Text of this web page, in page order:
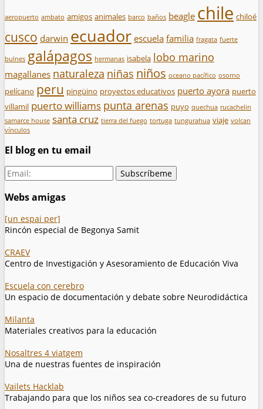
aeropuerto ambato amigos animales barco baños beagle chile chiloé
cusco darwin ecuador escuela familia fragata fuerte
bulnes galápagos hermanas isabela lobo marino
magallanes naturaleza niñas niños oceano pacífico osorno
pelícano peru pingüino proyectos educativos puerto ayora puerto
villamil puerto williams punta arenas puyo quechua rucachelin
samarce house santa cruz tierra del fuego tortuga tungurahua viaje volcan
vínculos
El blog en tu email
Webs amigas
[un espai per]
Rincón especial de Begonya Samit
CRAEV
Centro de Investigación y Asesoramiento de Educación Viva
Escuela con cerebro
Un espacio de documentación y debate sobre Neurodidáctica
Milanta
Materiales creativos para la educación
Nosaltres 4 viatgem
Una de nuestras fuentes de inspiración
Vailets Hacklab
Trabajando para que los niños sea co-creadores de su futuro